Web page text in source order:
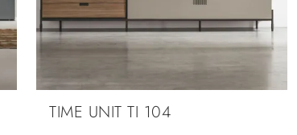
TIME UNIT TI 104